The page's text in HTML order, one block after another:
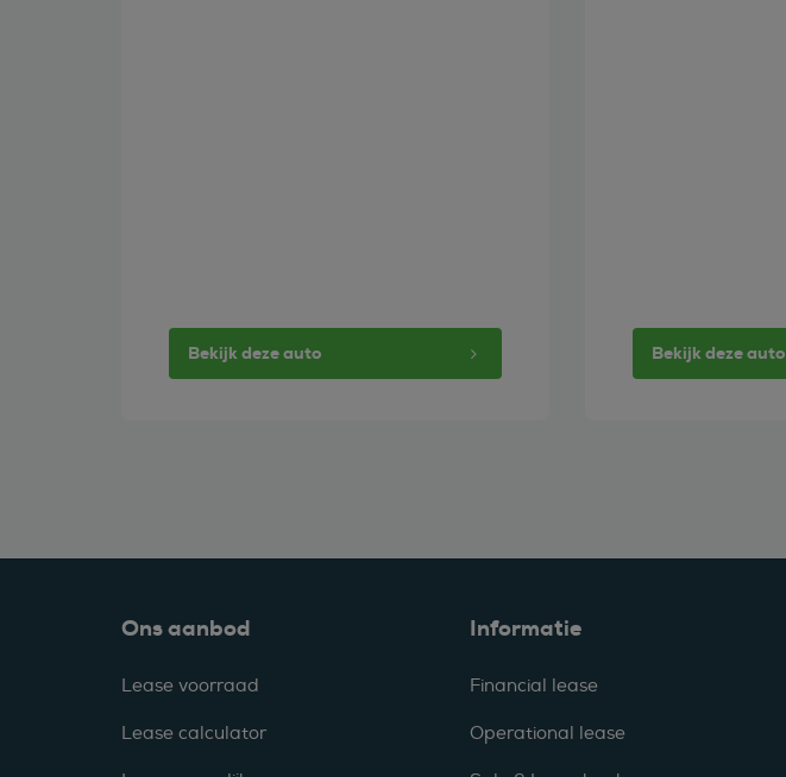
Bekijk deze auto Bekijk deze auto
Ons aanbod
Lease voorraad
Lease calculator
Informatie
Financial lease
Operational lease